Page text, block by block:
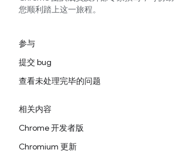
您顺利踏上这一旅程。
参与
提交 bug
查看未处理完毕的问题
相关内容
Chrome 开发者版
Chromium 更新